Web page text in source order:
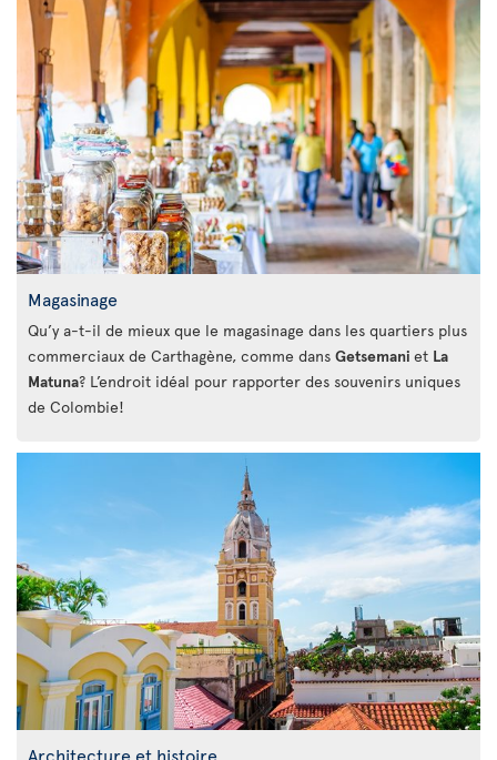
Magasinage
Qu’y a-t-il de mieux que le magasinage dans les quartiers plus
commerciaux de Carthagène, comme dans Getsemani et La
Matuna? L’endroit idéal pour rapporter des souvenirs uniques
de Colombie!
Architecture et histoire